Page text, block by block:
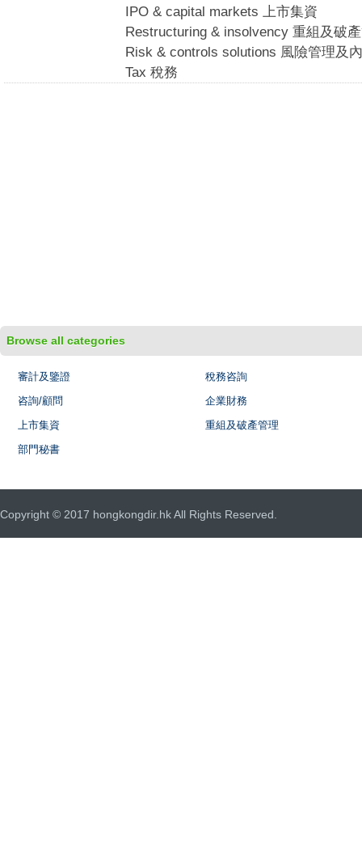
IPO & capital markets 上市集資
Restructuring & insolvency 重組及破
Risk & controls solutions 風險管理及
Tax 稅務
Browse all categories
審計及鑒證
稅務咨詢
咨詢/顧問
企業財務
上市集資
重組及破產管理
部門秘書
Copyright © 2017 hongkongdir.hk All Rights Reserved.